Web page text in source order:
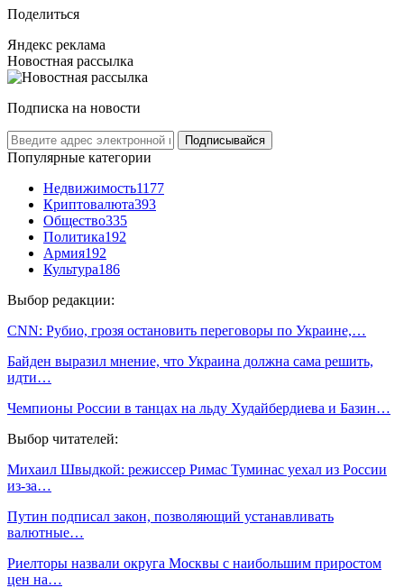
Поделиться
Яндекс реклама
Новостная рассылка
Подписка на новости
Подписывайся
Популярные категории
Недвижимость1177
Криптовалюта393
Общество335
Политика192
Армия192
Культура186
Выбор редакции:
CNN: Рубио, грозя остановить переговоры по Украине,…
Байден выразил мнение, что Украина должна сама решить,
идти…
Чемпионы России в танцах на льду Худайбердиева и Базин…
Выбор читателей:
Михаил Швыдкой: режиссер Римас Туминас уехал из России
из-за…
Путин подписал закон, позволяющий устанавливать
валютные…
Риелторы назвали округа Москвы с наибольшим приростом
цен на…